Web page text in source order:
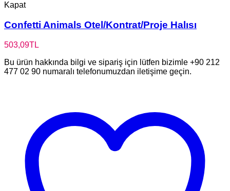
Kapat
Confetti Animals Otel/Kontrat/Proje Halısı
503,09TL
Bu ürün hakkında bilgi ve sipariş için lütfen bizimle +90 212
477 02 90 numaralı telefonumuzdan iletişime geçin.